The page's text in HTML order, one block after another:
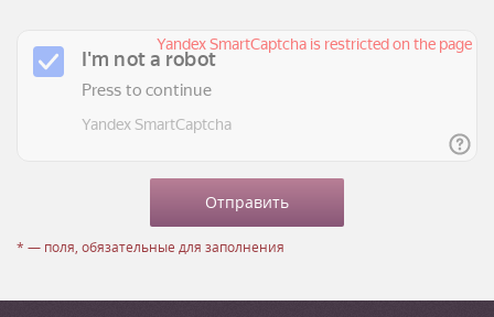
* — поля, обязательные для заполнения